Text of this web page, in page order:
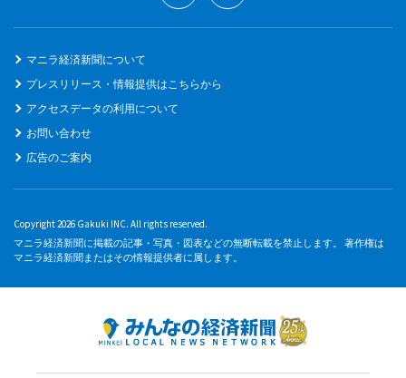
マニラ経済新聞について
プレスリリース・情報提供はこちらから
アクセスデータの利用について
お問い合わせ
広告のご案内
Copyright 2026 Gakuki INC. All rights reserved.
マニラ経済新聞に掲載の記事・写真・図表などの無断転載を禁止します。 著作権は
マニラ経済新聞またはその情報提供者に属します。